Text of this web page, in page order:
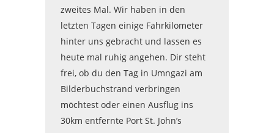
zweites Mal. Wir haben in den
letzten Tagen einige Fahrkilometer
hinter uns gebracht und lassen es
heute mal ruhig angehen. Dir steht
frei, ob du den Tag in Umngazi am
Bilderbuchstrand verbringen
möchtest oder einen Ausflug ins
30km entfernte Port St. John’s